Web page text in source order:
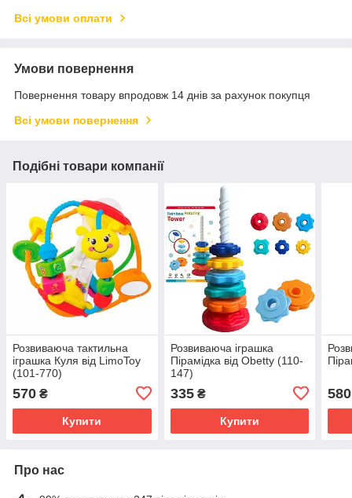
Всі умови оплати
Умови повернення
Повернення товару впродовж 14 днів за рахунок покупця
Всі умови повернення
Подібні товари компанії
Розвиваюча тактильна
іграшка Куля від LimoToy
(101-770)
570 ₴
Купити
Розвиваюча іграшка
Пірамідка від Obetty (110-
147)
335₴
Купити
580
Про нас